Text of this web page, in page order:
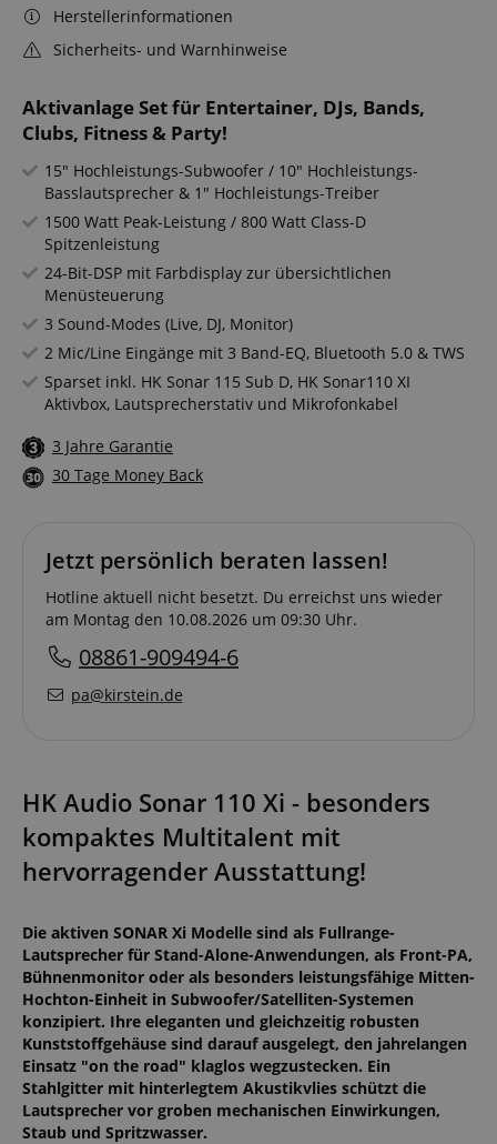
Aktivanlage Set für Entertainer, DJs, Bands,
Clubs, Fitness & Party!
15" Hochleistungs-Subwoofer / 10" Hochleistungs-
Basslautsprecher & 1" Hochleistungs-Treiber
1500 Watt Peak-Leistung / 800 Watt Class-D
Spitzenleistung
24-Bit-DSP mit Farbdisplay zur übersichtlichen
Menüsteuerung
3 Sound-Modes (Live, DJ, Monitor)
2 Mic/Line Eingänge mit 3 Band-EQ, Bluetooth 5.0 & TWS
Sparset inkl. HK Sonar 115 Sub D, HK Sonar110 XI
Aktivbox, Lautsprecherstativ und Mikrofonkabel
3 Jahre Garantie
30 Tage Money Back
Herstellerinformationen
Sicherheits- und Warnhinweise
Jetzt persönlich beraten lassen!
Hotline aktuell nicht besetzt. Du erreichst uns wieder
am Montag den 10.08.2026 um 09:30 Uhr.
08861-909494-6
pa@kirstein.de
HK Audio Sonar 110 Xi - besonders
kompaktes Multitalent mit
hervorragender Ausstattung!
Die aktiven SONAR Xi Modelle sind als Fullrange-
Lautsprecher für Stand-Alone-Anwendungen, als Front-PA,
Bühnenmonitor oder als besonders leistungsfähige Mitten-
Hochton-Einheit in Subwoofer/Satelliten-Systemen
konzipiert. Ihre eleganten und gleichzeitig robusten
Kunststoffgehäuse sind darauf ausgelegt, den jahrelangen
Einsatz "on the road" klaglos wegzustecken. Ein
Stahlgitter mit hinterlegtem Akustikvlies schützt die
Lautsprecher vor groben mechanischen Einwirkungen,
Staub und Spritzwasser.